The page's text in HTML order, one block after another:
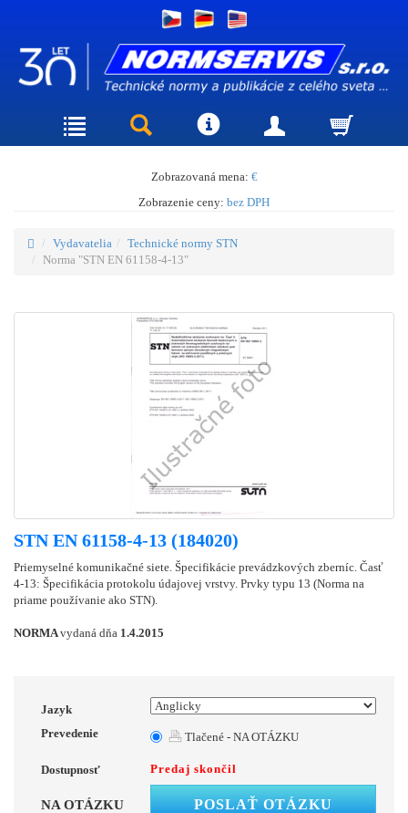
Zobrazovaná mena: €
Zobrazenie ceny: bez DPH
Vydavatelia
Technické normy STN
Norma "STN EN 61158-4-13"
STN EN 61158-4-13 (184020)
Priemyselné komunikačné siete. Špecifikácie prevádzkových zberníc. Časť
4-13: Špecifikácia protokolu údajovej vrstvy. Prvky typu 13 (Norma na
priame používanie ako STN).
NORMAvydaná dňa 1.4.2015
Jazyk
Prevedenie
Tlačené - NA OTÁZKU
Dostupnosť Predaj skončil
NA OTÁZKU POSLAŤ OTÁZKU